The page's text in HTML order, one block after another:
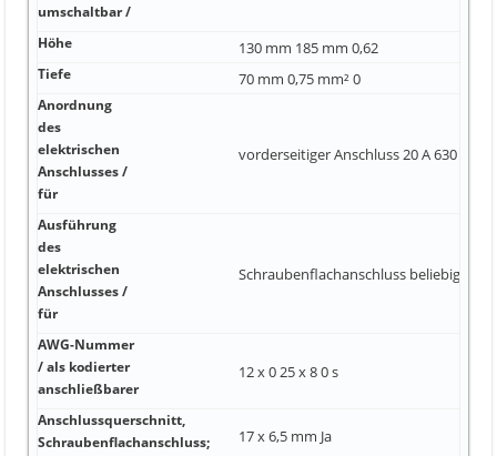
umschaltbar /
Höhe 130 mm 185 mm 0,62
Tiefe 70 mm 0,75 mm² 0
Anordnung
des
elektrischen
Anschlusses /
für
vorderseitiger Anschluss 20 A 630 / 3
Ausführung
des
elektrischen
Anschlusses /
für
Schraubenflachanschluss beliebig mA
AWG-Nummer
/ als kodierter
anschließbarer
12 x 0 25 x 8 0 s
Anschlussquerschnitt,
Schraubenflachanschluss;
17 x 6,5 mm Ja